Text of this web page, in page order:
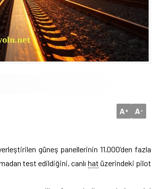
A+ A-
güneş panellerinin 11.000’den fazla
test edildiğini, canlı hat üzerindeki pilot